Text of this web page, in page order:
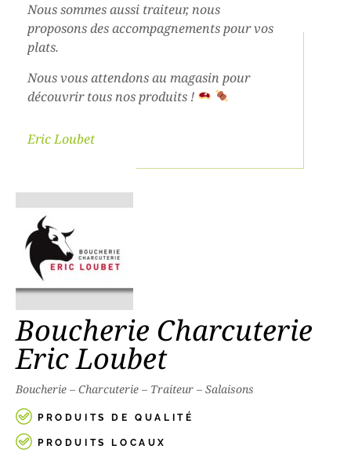
Nous sommes aussi traiteur, nous
proposons des accompagnements pour vos
plats.
Nous vous attendons au magasin pour
découvrir tous nos produits !
Eric Loubet
Boucherie Charcuterie
Eric Loubet
Boucherie – Charcuterie – Traiteur – Salaisons
PRODUITS DE QUALITÉ
PRODUITS LOCAUX